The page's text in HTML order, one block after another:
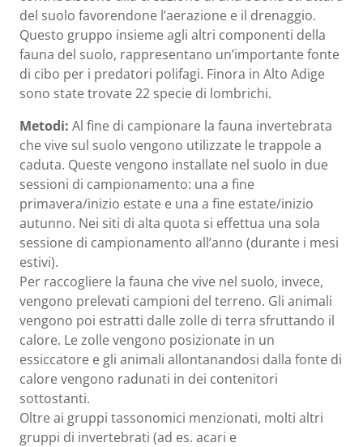
del suolo favorendone l’aerazione e il drenaggio.
Questo gruppo insieme agli altri componenti della
fauna del suolo, rappresentano un’importante fonte
di cibo per i predatori polifagi. Finora in Alto Adige
sono state trovate 22 specie di lombrichi.
Metodi: Al fine di campionare la fauna invertebrata
che vive sul suolo vengono utilizzate le trappole a
caduta. Queste vengono installate nel suolo in due
sessioni di campionamento: una a fine
primavera/inizio estate e una a fine estate/inizio
autunno. Nei siti di alta quota si effettua una sola
sessione di campionamento all’anno (durante i mesi
estivi).
Per raccogliere la fauna che vive nel suolo, invece,
vengono prelevati campioni del terreno. Gli animali
vengono poi estratti dalle zolle di terra sfruttando il
calore. Le zolle vengono posizionate in un
essiccatore e gli animali allontanandosi dalla fonte di
calore vengono radunati in dei contenitori
sottostanti.
Oltre ai gruppi tassonomici menzionati, molti altri
gruppi di invertebrati (ad es. acari e